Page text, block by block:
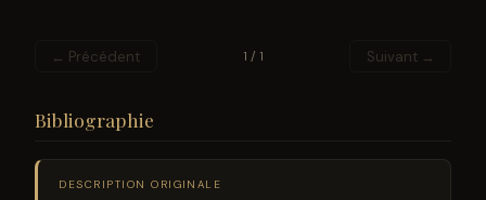
← Précédent 1 / 1 Suivant →
Bibliographie
DESCRIPTION ORIGINALE